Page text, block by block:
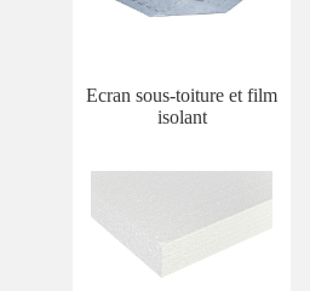
Ecran sous-toiture et film
isolant